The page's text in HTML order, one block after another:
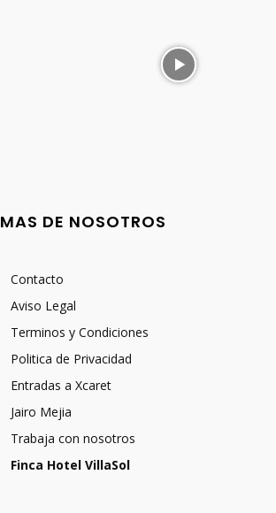
MAS DE NOSOTROS
Contacto
Aviso Legal
Terminos y Condiciones
Politica de Privacidad
Entradas a Xcaret
Jairo Mejia
Trabaja con nosotros
Finca Hotel VillaSol